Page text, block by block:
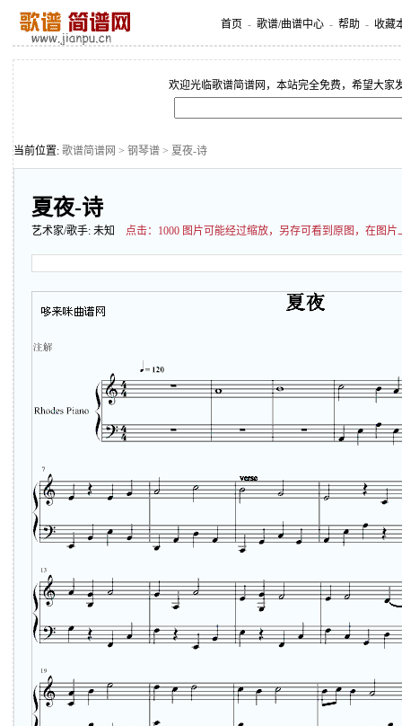
首页 - 歌谱/曲谱中心 - 帮助 - 收藏
欢迎光临歌谱简谱网，本站完全免费，希望大家
当前位置: 歌谱简谱网 > 钢琴谱 > 夏夜-诗
夏夜-诗
艺术家/歌手: 未知 点击： 1000 图片可能经过缩放，另存可看到原图，在图